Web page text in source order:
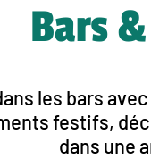
Bars
les bars
festifs,
dans une